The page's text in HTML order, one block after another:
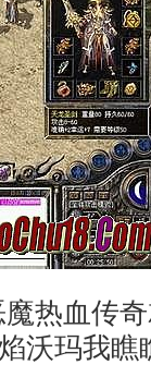
热血传
沃玛我瞧